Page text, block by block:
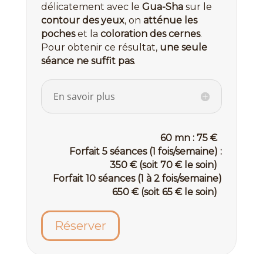
délicatement avec le Gua-Shasur le
contour des yeux, on atténue les
pocheset la coloration des cernes.
Pour obtenir ce résultat, une seule
séance ne suffit pas.
En savoir plus
60 mn : 75 €
Forfait 5 séances (1 fois/semaine) :
350 € (soit 70 € le soin)
Forfait 10 séances (1 à 2 fois/semaine)
650 € (soit 65 € le soin)
Réserver